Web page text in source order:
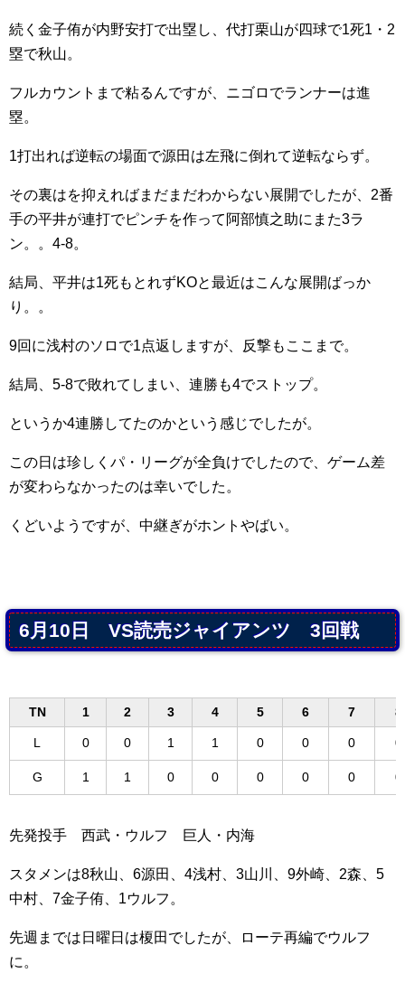
続く金子侑が内野安打で出塁し、代打栗山が四球で1死1・2
塁で秋山。
フルカウントまで粘るんですが、ニゴロでランナーは進
塁。
1打出れば逆転の場面で源田は左飛に倒れて逆転ならず。
その裏はを抑えればまだまだわからない展開でしたが、2番
手の平井が連打でピンチを作って阿部慎之助にまた3ラ
ン。。4-8。
結局、平井は1死もとれずKOと最近はこんな展開ばっか
り。。
9回に浅村のソロで1点返しますが、反撃もここまで。
結局、5-8で敗れてしまい、連勝も4でストップ。
というか4連勝してたのかという感じでしたが。
この日は珍しくパ・リーグが全負けでしたので、ゲーム差
が変わらなかったのは幸いでした。
くどいようですが、中継ぎがホントやばい。
6月10日 VS読売ジャイアンツ 3回戦
TN 1 2 3 4 5 6 7 8
L 0 0 1 1 0 0 0 0
G 1 1 0 0 0 0 0 0
先発投手 西武・ウルフ 巨人・内海
スタメンは8秋山、6源田、4浅村、3山川、9外崎、2森、5
中村、7金子侑、1ウルフ。
先週までは日曜日は榎田でしたが、ローテ再編でウルフ
に。